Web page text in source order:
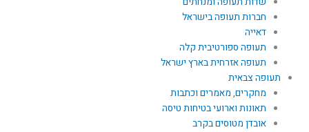
חברות תעופה בישראל
דאייה
תעופה ספורטיבית קלה
תעופה אזרחית בארץ ישראל
תעופה צבאית
מחקרים, מאמרים וכתבות
תאונות וארועי בטיחות טיסה
אובדן מטוסים בקרב